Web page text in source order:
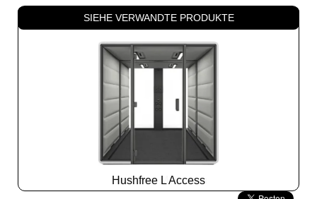
SIEHE VERWANDTE PRODUKTE
Hushfree L Access
Slide